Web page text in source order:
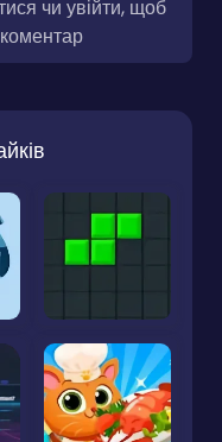
чи увійти, щоб